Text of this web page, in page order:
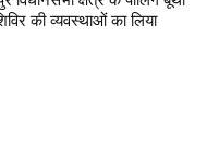
की व्यवस्थाओं का लिया